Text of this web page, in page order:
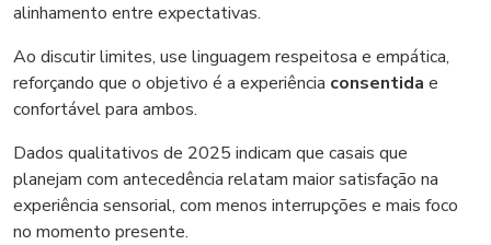
alinhamento entre expectativas.
Ao discutir limites, use linguagem respeitosa e empática,
reforçando que o objetivo é a experiência consentida e
confortável para ambos.
Dados qualitativos de 2025 indicam que casais que
planejam com antecedência relatam maior satisfação na
experiência sensorial, com menos interrupções e mais foco
no momento presente.